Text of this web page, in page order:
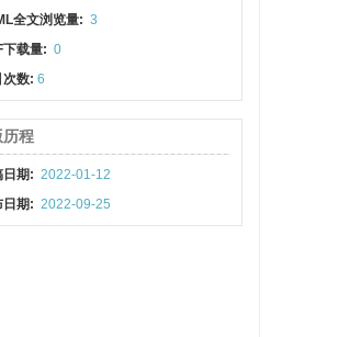
全文浏览量: 3
下载量: 0
次数:6
历程
日期: 2022-01-12
日期: 2022-09-25